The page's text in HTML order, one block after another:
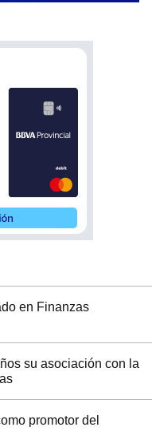
en Finanzas
su asociación con la
promotor del